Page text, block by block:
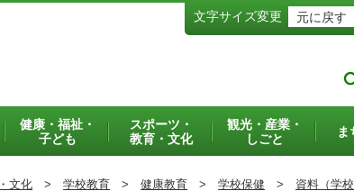
文字サイズ変更 元に戻す
健康・福祉・
子ども
スポーツ・
教育・文化
観光・産業・
しごと
ま
文化 > 学校教育 > 健康教育 > 学校保健 > 資料（学校